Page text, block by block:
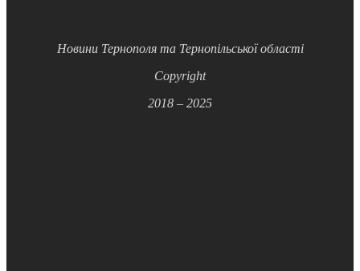
Новини Тернополя та Тернопільської області
Copyright
2018 – 2025